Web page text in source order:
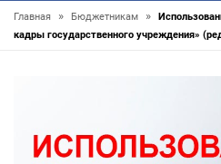
Главная » Бюджетникам »
кадры государственного учреждения»